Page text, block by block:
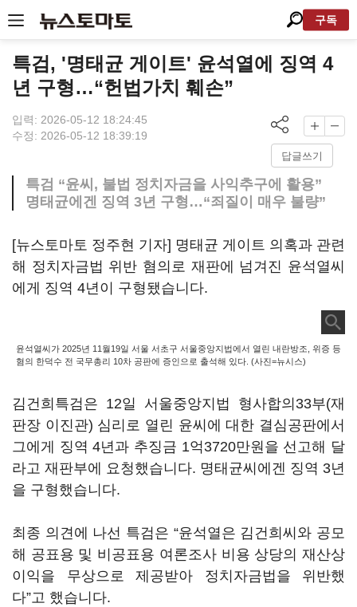
구독
특검, '명태균 게이트' 윤석열에 징역 4
년 구형…“헌법가치 훼손”
입력: 2026-05-12 18:24:45
수정: 2026-05-12 18:39:19
답글쓰기
특검 “윤씨, 불법 정치자금을 사익추구에 활용”
명태균에겐 징역 3년 구형…“죄질이 매우 불량”
[뉴스토마토 정주현 기자] 명태균 게이트 의혹과 관련
해 정치자금법 위반 혐의로 재판에 넘겨진 윤석열씨
에게 징역 4년이 구형됐습니다.
윤석열씨가 2025년 11월19일 서울 서초구 서울중앙지법에서 열린 내란방조, 위증 등
혐의 한덕수 전 국무총리 10차 공판에 증인으로 출석해 있다. (사진=뉴시스)
김건희특검은 12일 서울중앙지법 형사합의33부(재
판장 이진관) 심리로 열린 윤씨에 대한 결심공판에서
그에게 징역 4년과 추징금 1억3720만원을 선고해 달
라고 재판부에 요청했습니다. 명태균씨에겐 징역 3년
을 구형했습니다.
최종 의견에 나선 특검은 “윤석열은 김건희씨와 공모
해 공표용 및 비공표용 여론조사 비용 상당의 재산상
이익을 무상으로 제공받아 정치자금법을 위반했
다”고 했습니다.